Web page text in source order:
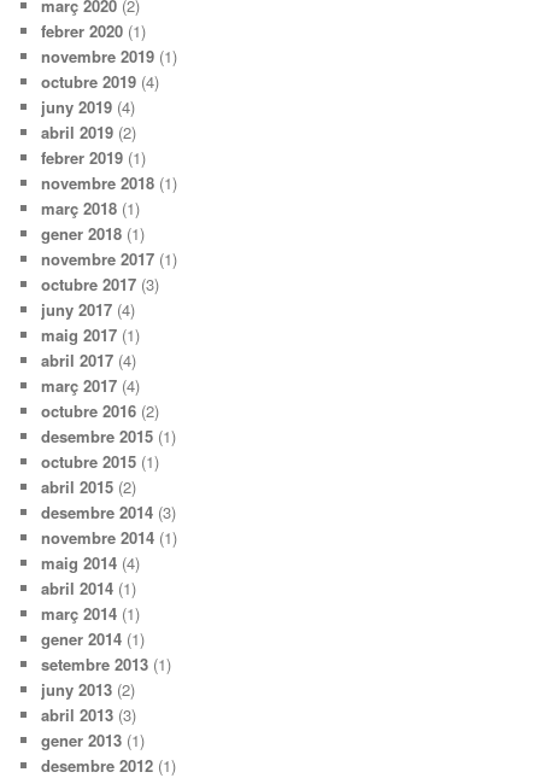
març 2020 (2)
febrer 2020 (1)
novembre 2019 (1)
octubre 2019 (4)
juny 2019 (4)
abril 2019 (2)
febrer 2019 (1)
novembre 2018 (1)
març 2018 (1)
gener 2018 (1)
novembre 2017 (1)
octubre 2017 (3)
juny 2017 (4)
maig 2017 (1)
abril 2017 (4)
març 2017 (4)
octubre 2016 (2)
desembre 2015 (1)
octubre 2015 (1)
abril 2015 (2)
desembre 2014 (3)
novembre 2014 (1)
maig 2014 (4)
abril 2014 (1)
març 2014 (1)
gener 2014 (1)
setembre 2013 (1)
juny 2013 (2)
abril 2013 (3)
gener 2013 (1)
desembre 2012 (1)